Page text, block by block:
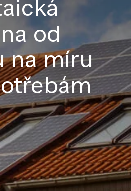
od
na míru